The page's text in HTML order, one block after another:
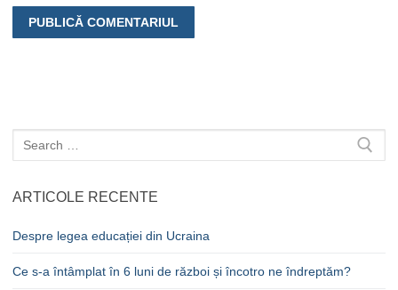
Caută
după:
ARTICOLE RECENTE
Despre legea educației din Ucraina
Ce s-a întâmplat în 6 luni de război și încotro ne îndreptăm?